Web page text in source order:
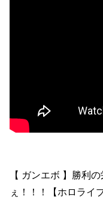
【 ガンエボ 】勝利
ぇ！！！【ホロライ